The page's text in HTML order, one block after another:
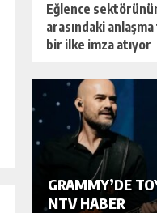
Eğlence
arasındaki
bir ilke imza atıyor
GRAMMY’DE
NTV HABER